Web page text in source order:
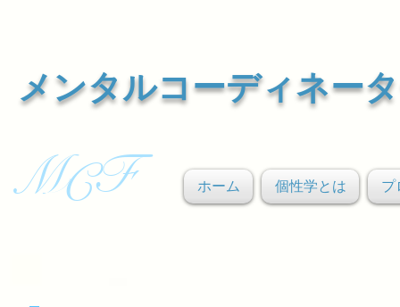
メンタルコーディネー
F
MC ホーム 個性学とは プ